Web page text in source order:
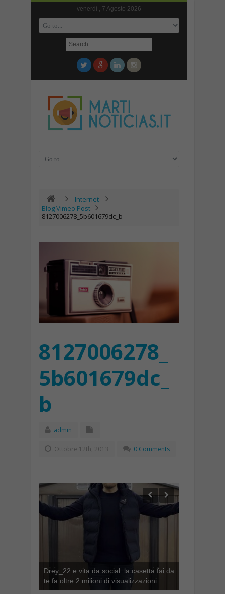
venerdì , 7 Agosto 2026
Internet
Blog Vimeo Post
8127006278_5b601679dc_b
8127006278_
5b601679dc_
b
admin
Ottobre 12th, 2013 0 Comments
Drey_22 e vita da social: la casetta fai da
te fa oltre 2 milioni di visualizzazioni